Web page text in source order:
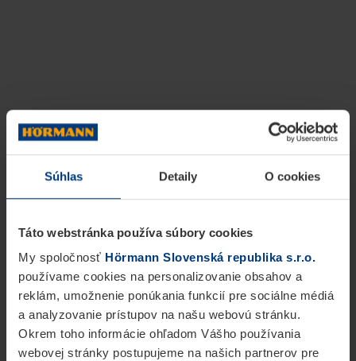
Súhlas Detaily O cookies
Táto webstránka používa súbory cookies
My spoločnosť Hörmann Slovenská republika s.r.o.
používame cookies na personalizovanie obsahov a
reklám, umožnenie ponúkania funkcií pre sociálne médiá
a analyzovanie prístupov na našu webovú stránku.
Okrem toho informácie ohľadom Vášho používania
webovej stránky postupujeme na našich partnerov pre